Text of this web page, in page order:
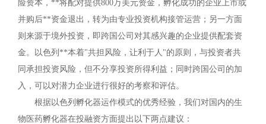
险资本，**将配对提供800万美元资金，孵化成功的企业上市或
并购后**资金退出，转为由专业投资机构接管运营；另一方面
则来源于境外投资，即跨国公司对其感兴趣的企业提供配套资
金。以色列**本着"共担风险，让利于人"的原则，与投资者共
同承担投资风险，但不分享投资所得利益；同时跨国公司的加
入，可以对潜力企业进行很好的考察和评估。
根据以色列孵化器运作模式的优秀经验，我们对国内的生
物医药孵化器在投融资方面提出以下两点建议：